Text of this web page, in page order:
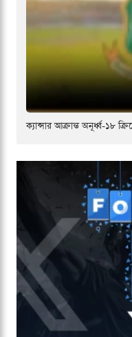
ক্যান্সার আক্রান্ত অনূর্ধ্ব-১৮